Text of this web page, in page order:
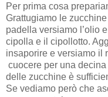
Per prima cosa
Grattugiamo le
padella versiamo l’olio
cipolla e il cipollotto.
insaporire e versiamo il
cuocere per una
delle zucchine è
Se vediamo però che